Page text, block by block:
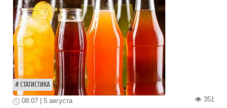
СТАТИСТИКА
351
08:07 | 5 августа